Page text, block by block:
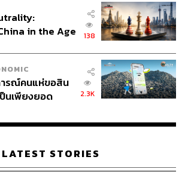
ในกรุงปารีส เปิดกิจการเมื่อปี 2012 ได้นำ
ลในผับและบาร์ของชาวยุโรปมาประยุกต์
หรับให้ลูกค้าเล่นเกม หลังจากเปิดมาได้ 5
มีทั้งหมด 20 สาขา ใน 7 ประเทศ
in the Age
138
ารณ์คนแห่ขอสิน
ป็นเพียงยอด
2.3K
LATEST STORIES